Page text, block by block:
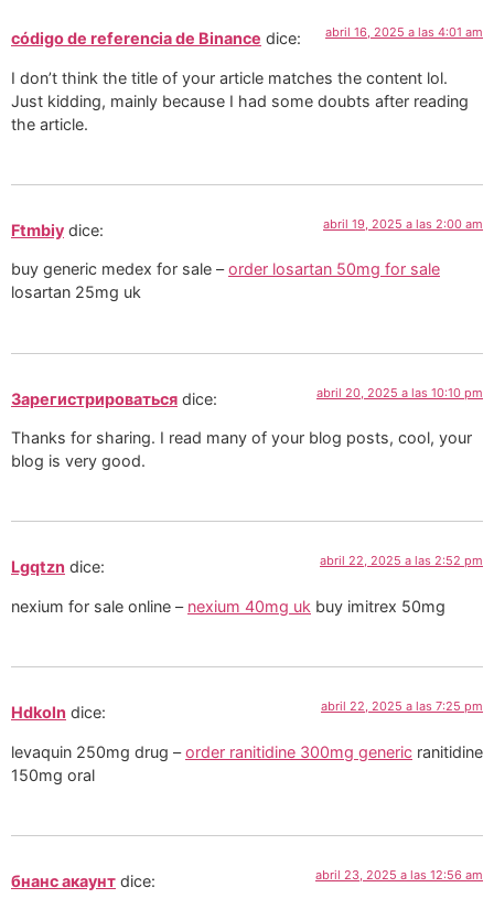
código de referencia de Binance dice: abril 16, 2025 a las 4:01 am
I don’t think the title of your article matches the content lol.
Just kidding, mainly because I had some doubts after reading
the article.
Ftmbiy dice: abril 19, 2025 a las 2:00 am
buy generic medex for sale –order losartan 50mg for sale
losartan 25mg uk
Зарегистрироваться dice: abril 20, 2025 a las 10:10 pm
Thanks for sharing. I read many of your blog posts, cool, your
blog is very good.
Lgqtzn dice: abril 22, 2025 a las 2:52 pm
nexium for sale online – nexium 40mg uk buy imitrex 50mg
Hdkoln dice: abril 22, 2025 a las 7:25 pm
levaquin 250mg drug –order ranitidine 300mg generic ranitidine
150mg oral
бнанс акаунт dice: abril 23, 2025 a las 12:56 am